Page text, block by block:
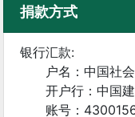
捐款方式
银行汇款:
户名：中国社会
开户行：中国建
账号：